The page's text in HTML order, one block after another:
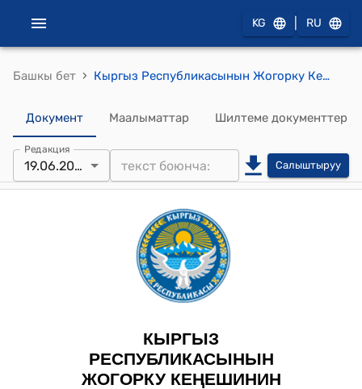
KG RU
Башкы бет › Кыргыз Республикасынын Жогорку Кеңешинин 2024-жылдын 19-июнундагы № 2216-VII "Депутаттык этика кодексин бекитүү жөнүндө" токтому
Документ Маалыматтар Шилтеме документтер
Редакция
19.06.2024 Салыштыруу